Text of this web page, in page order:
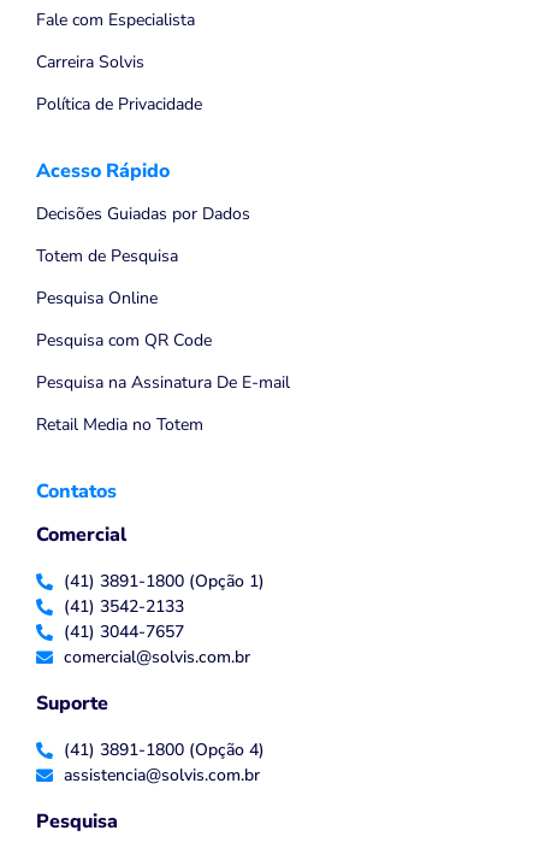
Fale com Especialista
Carreira Solvis
Política de Privacidade
Acesso Rápido
Decisões Guiadas por Dados
Totem de Pesquisa
Pesquisa Online
Pesquisa com QR Code
Pesquisa na Assinatura De E-mail
Retail Media no Totem
Contatos
Comercial
(41) 3891-1800 (Opção 1)
(41) 3542-2133
(41) 3044-7657
comercial@solvis.com.br
Suporte
(41) 3891-1800 (Opção 4)
assistencia@solvis.com.br
Pesquisa